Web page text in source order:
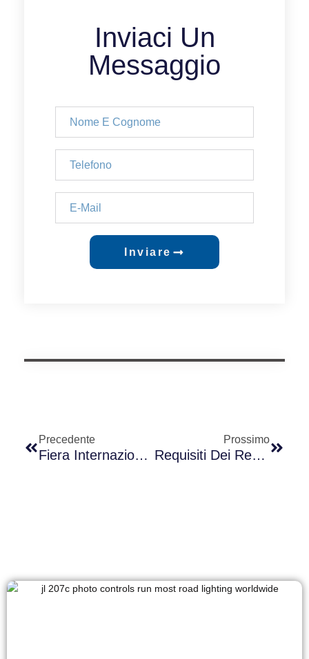
Inviaci Un
Messaggio
Inviare
Precedente
Fiera Internazionale Dell'illuminazione Di Hong Kong - Edizione Autunnale
Prossimo
Requisiti Dei Regolatori Di Luce Per I Tipi Di Lampioni E Compatibilità Con Diversi Valori Di Tensione Nominale